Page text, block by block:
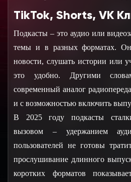
TikTok, Shorts, VK
Подкасты – это аудио или
темы и в разных форматах.
новости, слушать истории или
это удобно. Другими
современный аналог
и с возможностью включить
В 2025 году подкасты
вызовом – удержанием
пользователей не готовы
прослушивание длинного
коротких форматов